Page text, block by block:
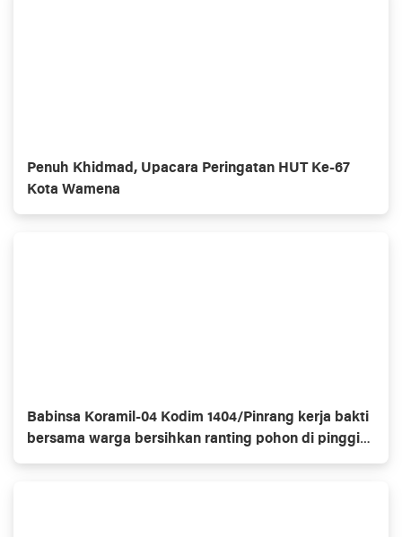
Penuh Khidmad, Upacara Peringatan HUT Ke-67
Kota Wamena
Babinsa Koramil-04 Kodim 1404/Pinrang kerja bakti
bersama warga bersihkan ranting pohon di pinggir
jalan